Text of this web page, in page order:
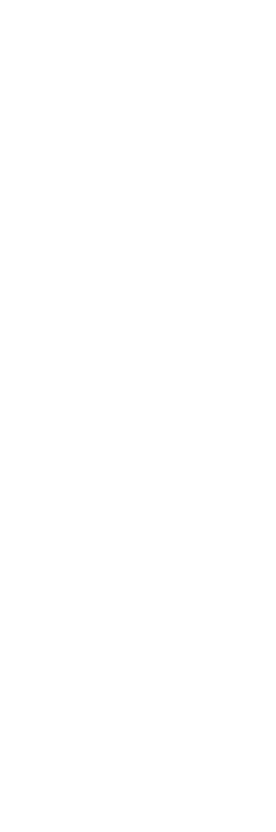
Séquence 7 (mise en
· Le stagiaire met en
· Le stagiaire passe le
· Alliances, partenariats,